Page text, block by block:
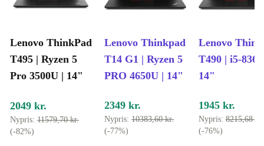
Ja! T495 håndterer nemt tekstbehandling, mails,
videomøder og online research. Perfekt til både
kontorarbejde og studerende, der ønsker en driftssikker
Er T495 egnet til let kreativt arbejde?
Lenovo ThinkPad
T495 | Ryzen 5
Pro 3500U | 14"
Lenovo Thinkpad
T14 G1 | Ryzen 5
PRO 4650U | 14"
Lenovo
T490 | i5-
14"
2049 kr.
Nypris: 11579,70 kr.
(-82%)
2349 kr.
Nypris: 10383,60 kr.
(-77%)
1945 kr.
Nypris: 8215,68 kr.
(-76%)